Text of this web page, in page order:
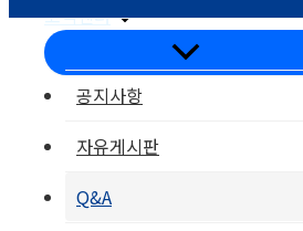
고객센터
메
뉴
토
오시는길
공지사항
자유게시판
Q&A